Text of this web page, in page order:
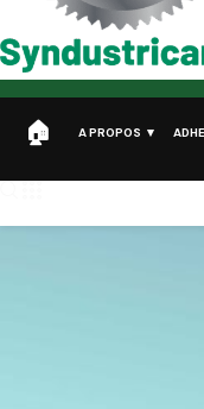
A PROPOS